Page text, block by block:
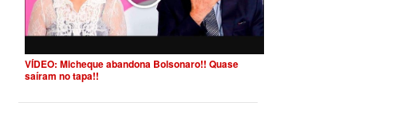
VÍDEO: Micheque abandona Bolsonaro!! Quase
saíram no tapa!!